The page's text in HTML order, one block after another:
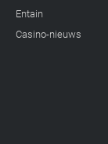
Entain
Casino-nieuws